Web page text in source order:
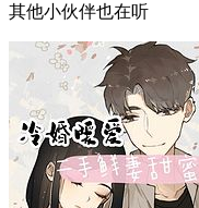
其他小伙伴也在听